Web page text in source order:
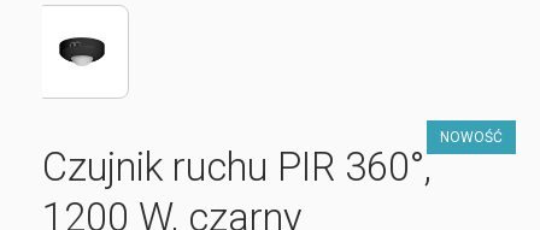
Czujnik ruchu PIR 360°,
1200 W, czarny
NOWOŚĆ